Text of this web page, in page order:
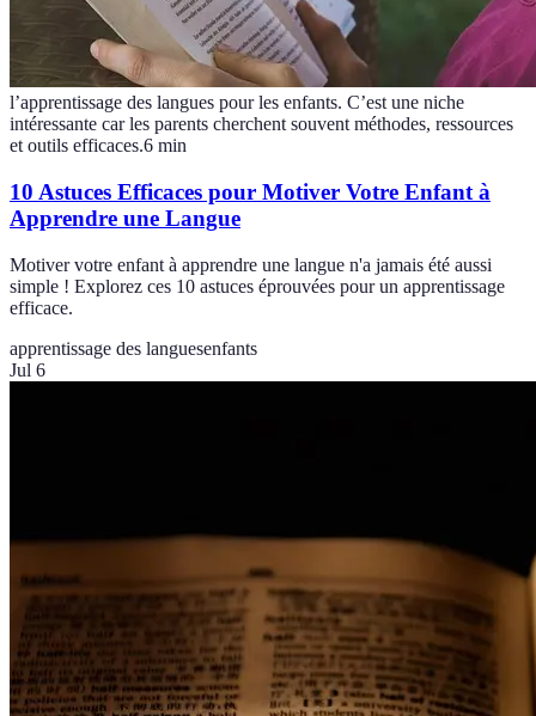
l’apprentissage des langues pour les enfants. C’est une niche
intéressante car les parents cherchent souvent méthodes, ressources
et outils efficaces.6 min
10 Astuces Efficaces pour Motiver Votre Enfant à
Apprendre une Langue
Motiver votre enfant à apprendre une langue n'a jamais été aussi
simple ! Explorez ces 10 astuces éprouvées pour un apprentissage
efficace.
apprentissage des languesenfants
Jul 6